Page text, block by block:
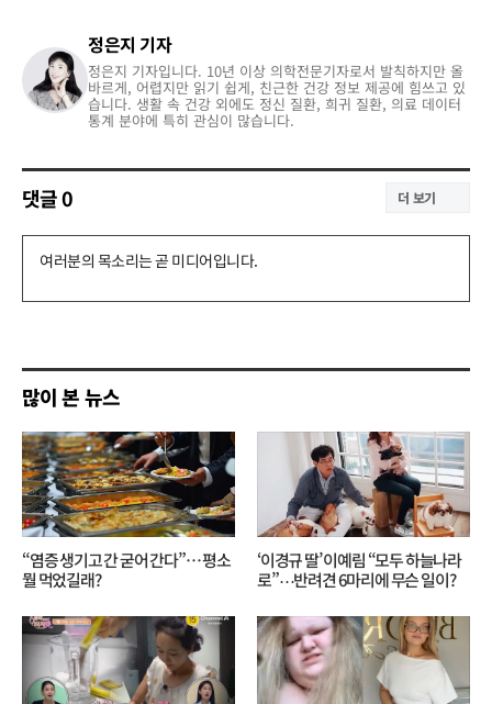
정은지 기자
정은지 기자입니다. 10년 이상 의학전문기자로서 발칙하지만 올
바르게, 어렵지만 읽기 쉽게, 친근한 건강 정보 제공에 힘쓰고 있
습니다. 생활 속 건강 외에도 정신 질환, 희귀 질환, 의료 데이터
통계 분야에 특히 관심이 많습니다.
댓글0 더 보기
댓
기
많이 본 뉴스
“염증 생기고 간 굳어 간다”… 평소
뭘 먹었길래?
‘이경규 딸’ 이예림 “모두 하늘나라
로”⋯반려견 6마리에 무슨 일이?